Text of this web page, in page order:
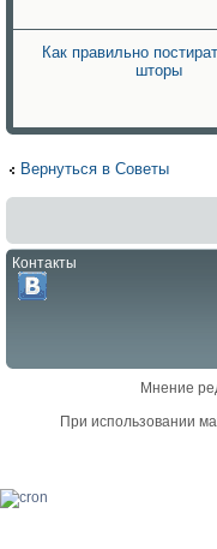
Как правильно
шторы
Вернуться в Советы
Контакты
Мнение
При использовании